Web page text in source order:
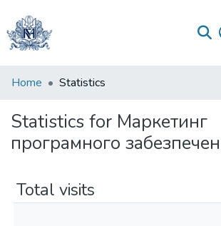
Communities
Collections
All of DSpace
Home Statistics
Statistics for Маркетинг
програмного
Total visits